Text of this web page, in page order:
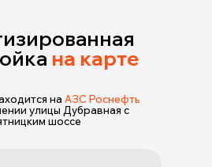
на карте
на АЗС Роснефть
улицы Дубравная с
шоссе